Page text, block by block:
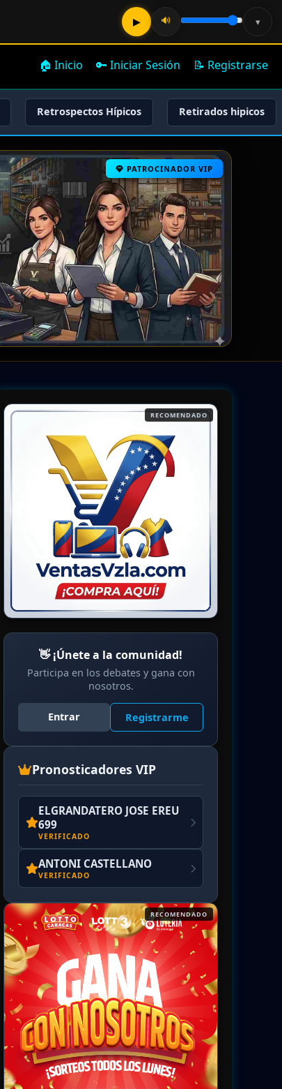
🏠 Inicio 🔑 Iniciar Sesión 📝 Registrarse
Retrospectos Hípicos Retirados hipicos
PATROCINADOR VIP
RECOMENDADO
👋 ¡Únete a la comunidad!
Participa en los debates y gana con
nosotros.
Entrar Registrarme
Pronosticadores VIP
ELGRANDATERO JOSE EREU
699
VERIFICADO
ANTONI CASTELLANO
VERIFICADO
RECOMENDADO
▶ 🔊 ▾